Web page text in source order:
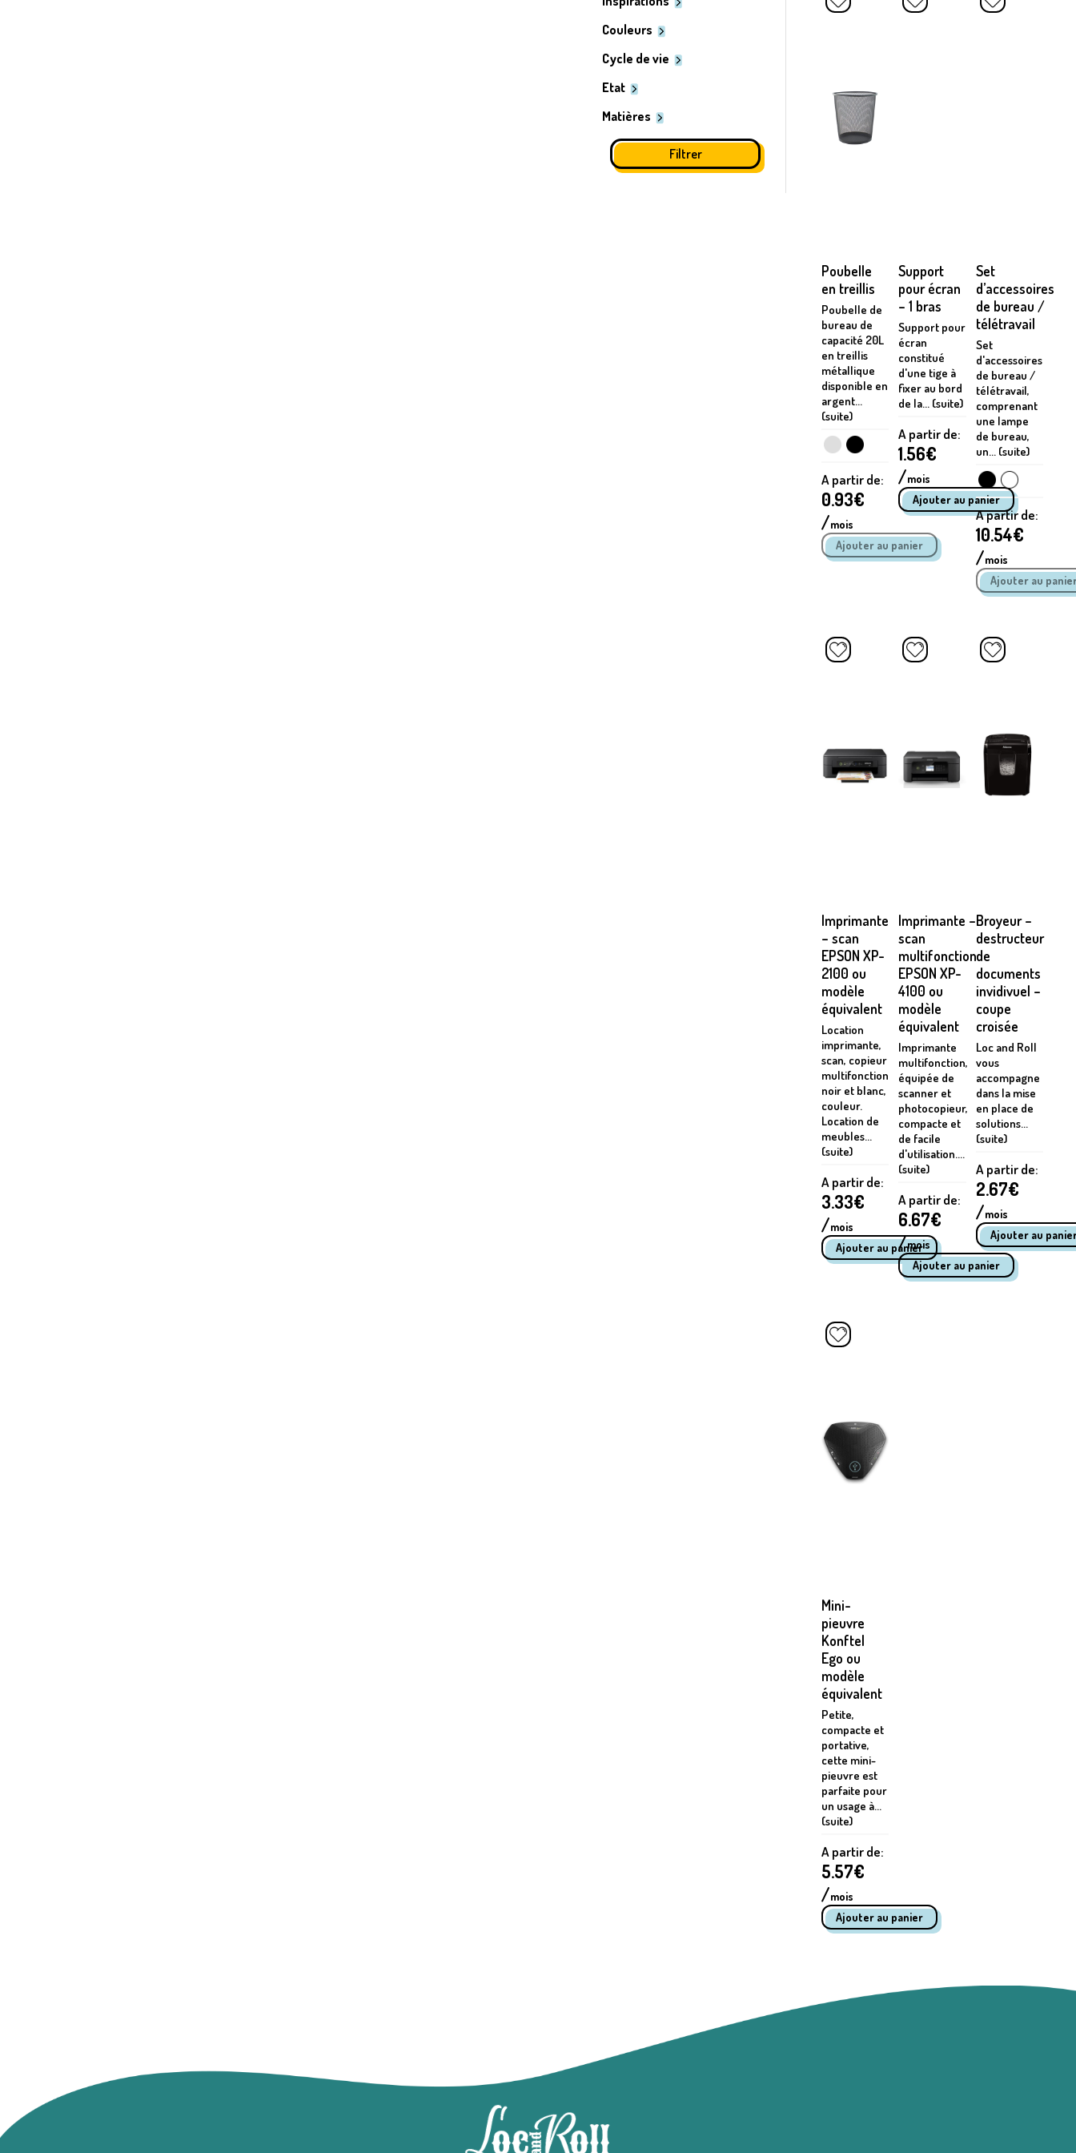
Couleurs
Cycle de vie
Etat
Matières
Poubelle
en treillis
Poubelle de
bureau de
capacité 20L
en treillis
métallique
disponible en
argent...
(suite)
A partir de:
0.93€
/mois
Support
pour écran
– 1 bras
Support pour
écran
constitué
d'une tige à
fixer au bord
de la... (suite)
A partir de:
1.56€
/mois
Set
d’accessoires
de bureau /
télétravail
Set
d'accessoires
de bureau /
télétravail,
comprenant
une lampe
de bureau,
un... (suite)
A partir de:
10.54€
/mois
Imprimante
– scan
EPSON XP-
2100 ou
modèle
équivalent
Location
imprimante,
scan, copieur
multifonction
noir et blanc,
couleur.
Location de
meubles...
(suite)
A partir de:
3.33€
/mois
Imprimante –
scan
multifonction
EPSON XP-
4100 ou
modèle
équivalent
Imprimante
multifonction,
équipée de
scanner et
photocopieur,
compacte et
de facile
d'utilisation....
(suite)
A partir de:
6.67€
/mois
Broyeur –
destructeur
de
documents
invidivuel –
coupe
croisée
Loc and Roll
vous
accompagne
dans la mise
en place de
solutions...
(suite)
A partir de:
2.67€
/mois
Mini-
pieuvre
Konftel
Ego ou
modèle
équivalent
Petite,
compacte et
portative,
cette mini-
pieuvre est
parfaite pour
un usage à...
(suite)
A partir de:
5.57€
/mois